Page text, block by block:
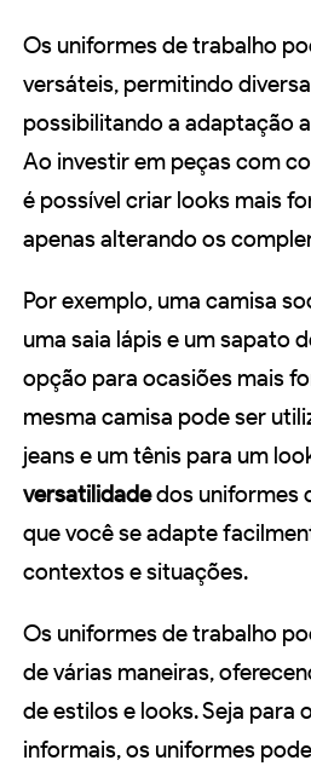
Os uniformes de trabalho
versáteis, permitindo
possibilitando a adaptação
Ao investir em peças com
é possível criar looks mais
apenas alterando os
Por exemplo, uma camisa
uma saia lápis e um sapato
opção para ocasiões mais
mesma camisa pode ser
jeans e um tênis para um
versatilidadedos uniformes
que você se adapte
contextos e situações.
Os uniformes de trabalho
de várias maneiras,
de estilos e looks. Seja para
informais, os uniformes